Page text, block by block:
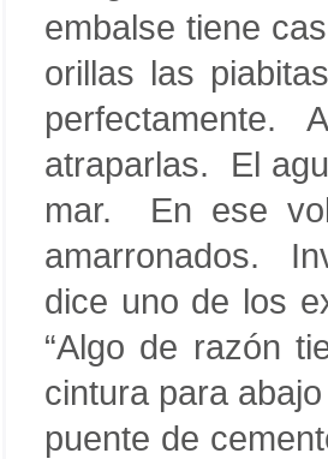
embalse tiene
orillas las
perfectamente.
atraparlas. El
mar. En ese
amarronados.
dice uno de los
“Algo de razón
cintura para
puente de